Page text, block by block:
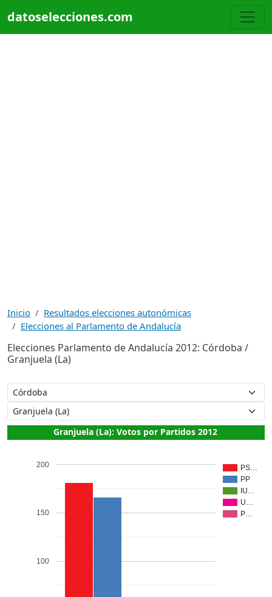
datoselecciones.com
Inicio
Resultados elecciones autonómicas
Elecciones al Parlamento de Andalucía
Elecciones Parlamento de Andalucía 2012: Córdoba /
Granjuela (La)
Granjuela (La): Votos por Partidos 2012
PS…
PP
IU…
U…
P…
100
150
200